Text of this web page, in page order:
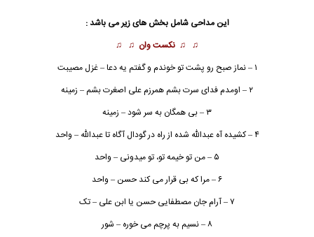
این مداحی شامل بخش های زیر می باشد :
♫ ♫ نکست وان ♫ ♫
۱ – نماز صبح رو پشت تو خوندم و گفتم یه دعا –
غزل مصیبت
۲ – اومدم فدای سرت بشم همرزم علی اصغرت بشم –
زمینه
۳ – بی همگان به سر شود –
زمینه
۴ – کشیده آه عبدالله شده از راه در گودال آگاه تا عبدالله –
واحد
۵ – من تو خیمه تو، تو میدونی –
واحد
۶ – مرا که بی قرار می کند حسن –
واحد
۷ – آرام جان مصطفایی حسن یا ابن علی – تک
۸ – نسیم به پرچم می خوره – شور